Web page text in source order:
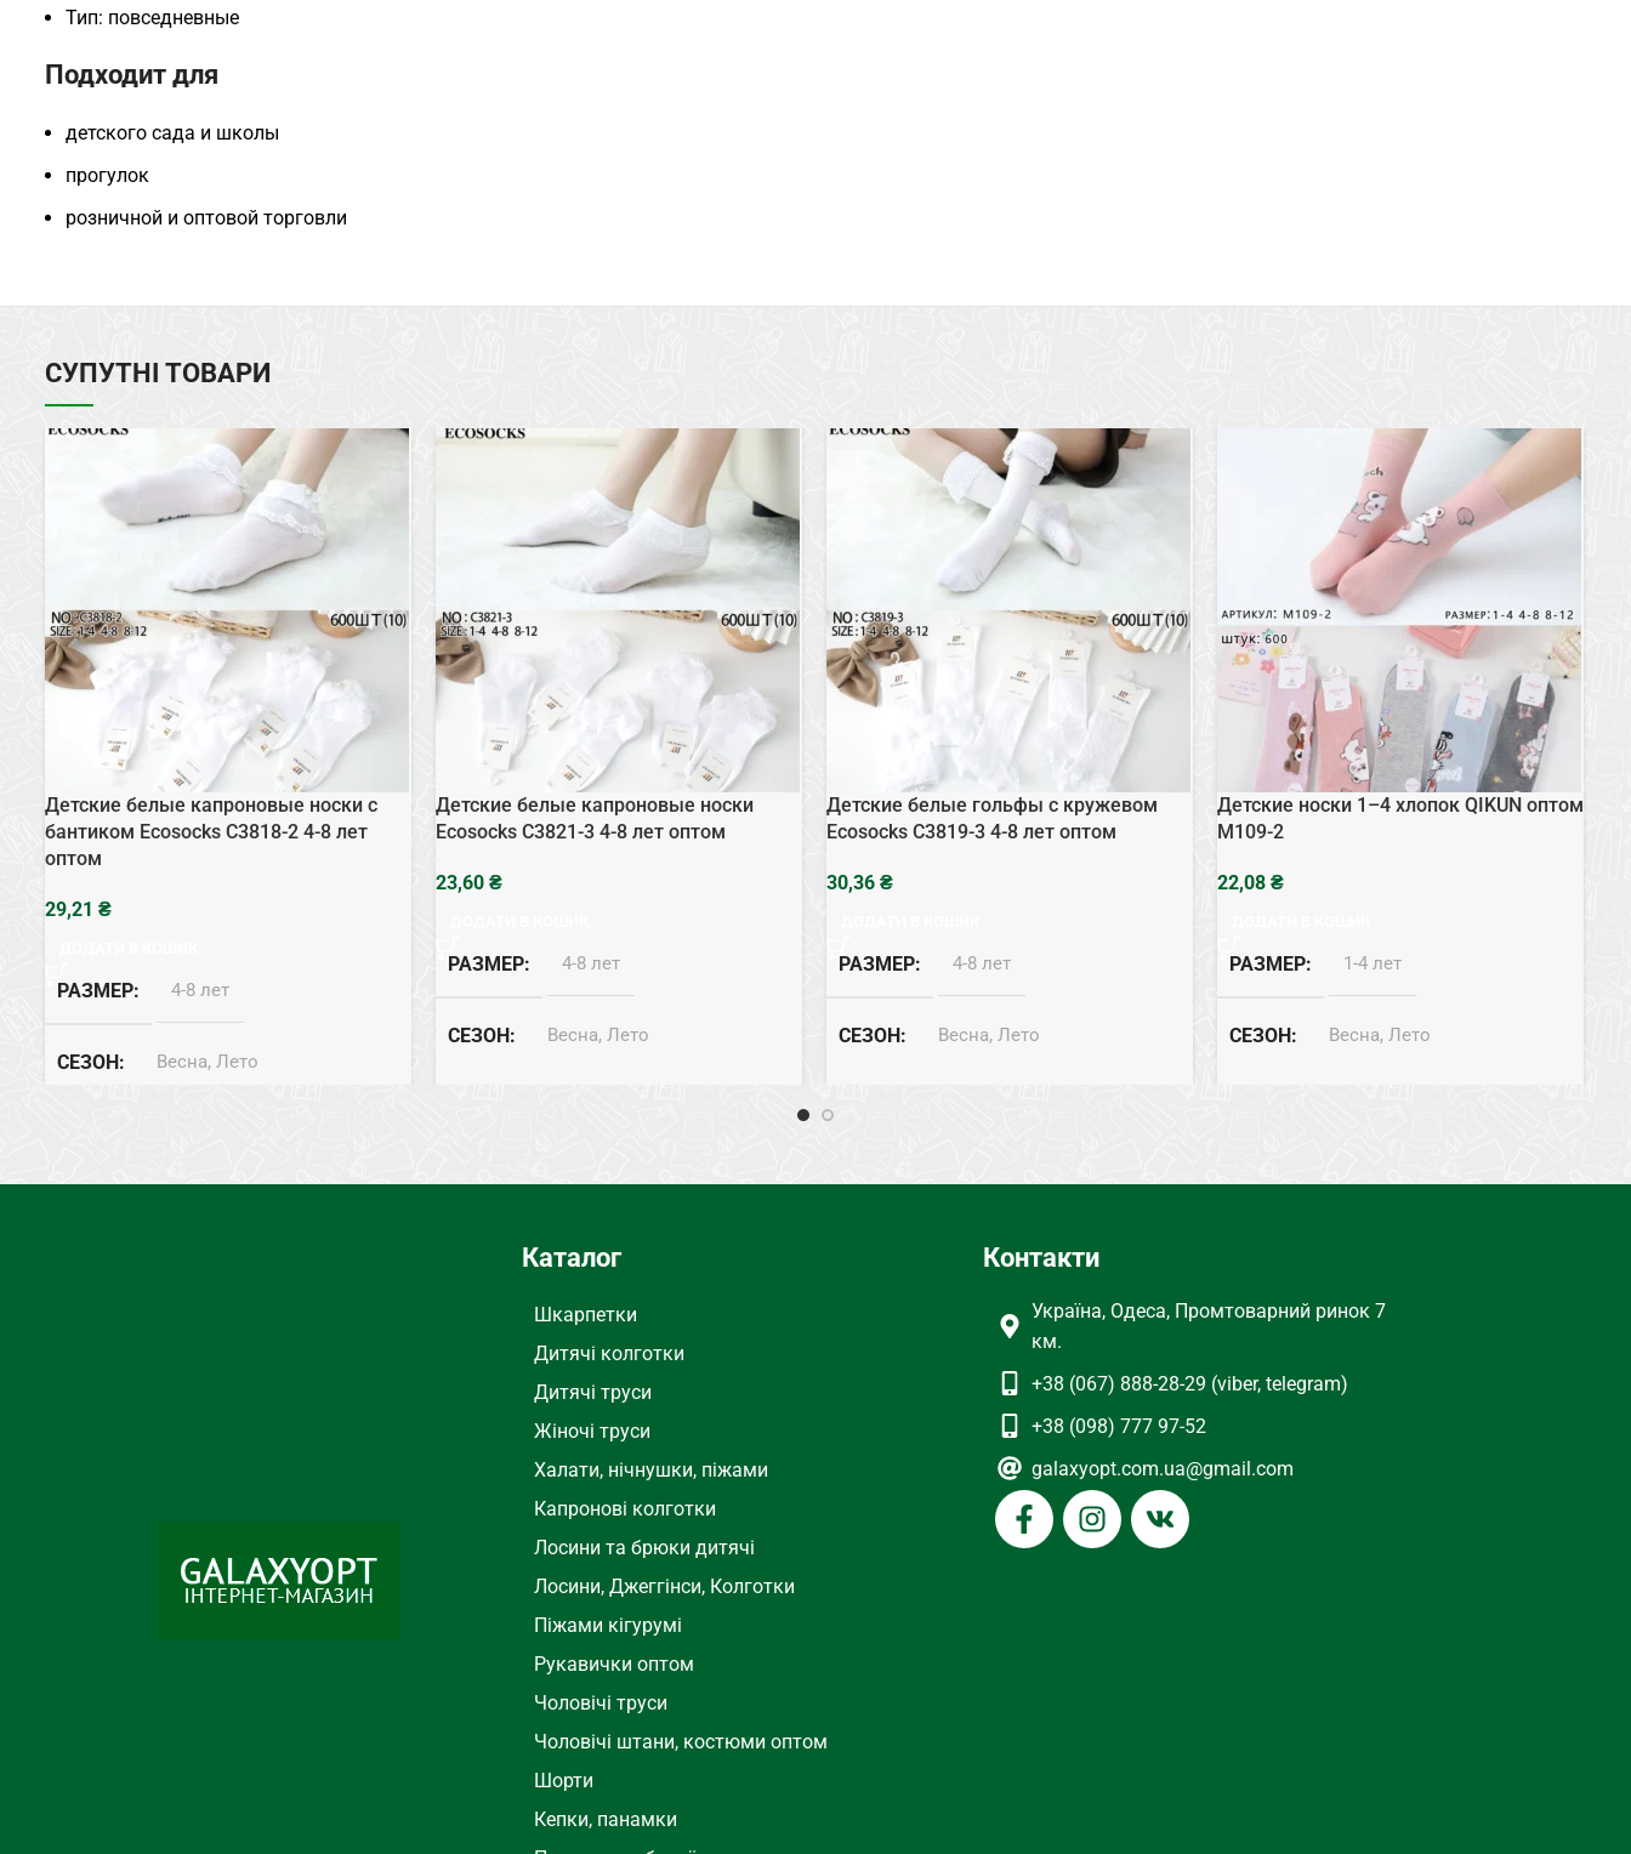
Тип: повседневные
Подходит для
детского сада и школы
прогулок
розничной и оптовой торговли
СУПУТНІ ТОВАРИ
Детские белые капроновые носки с
бантиком Ecosocks C3818-2 4-8 лет
оптом
₴
РАЗМЕР 4-8 лет
СЕЗОН Весна, Лето
Детские белые капроновые носки
Ecosocks C3821-3 4-8 лет оптом
₴
РАЗМЕР 4-8 лет
СЕЗОН Весна, Лето
ЦВЕТ
Носки капроновые
Детские белые гольфы с кружевом
Ecosocks C3819-3 4-8 лет оптом
₴
РАЗМЕР 4-8 лет
СЕЗОН Весна, Лето
ЦВЕТ
Детские носки 1–4 хлопок QIKUN оптом
M109-2
₴
РАЗМЕР 1-4 лет
СЕЗОН Весна, Лето
Каталог
Шкарпетки
Дитячі колготки
Дитячі труси
Жіночі труси
Халати, нічнушки, піжами
Капронові колготки
Лосини та брюки дитячі
Лосини, Джеггінси, Колготки
Піжами кігурумі
Рукавички оптом
Чоловічі труси
Чоловічі штани, костюми оптом
Шорти
Кепки, панамки
Контакти
Україна, Одеса, Промтоварний ринок 7
км.
+38 (067) 888-28-29 (viber, telegram)
+38 (098) 777 97-52
galaxyopt.com.ua@gmail.com